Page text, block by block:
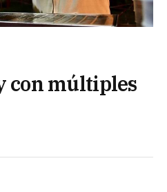
con múltiples